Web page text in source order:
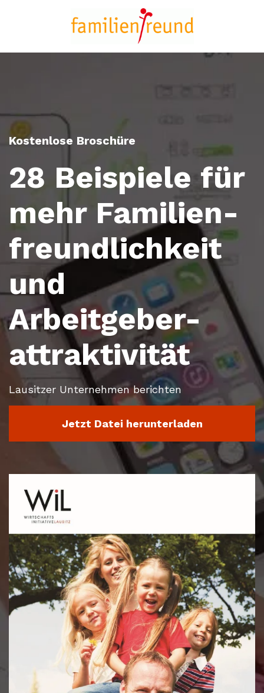
Kostenlose Broschüre
28 Beispiele für
mehr Familien-
freundlichkeit
und
Arbeitgeber-
attraktivität
Lausitzer Unternehmen berichten
Jetzt Datei herunterladen